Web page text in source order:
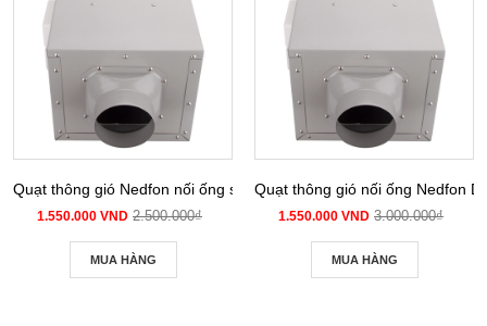
Quạt thông gió Nedfon nối ống siêu âm DPT 10-12B
1.550.000 VND 2.500.000₫
MUA HÀNG
Quạt thông gió nối ống Nedfon
1.550.000 VND 3.000.000₫
MUA HÀNG